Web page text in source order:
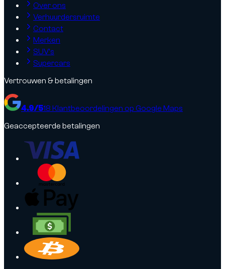
Over ons
Verhuurdersruimte
Contact
Merken
SUV's
Supercars
Vertrouwen & betalingen
4.9/518 Klantbeoordelingen op Google Maps
Geaccepteerde betalingen